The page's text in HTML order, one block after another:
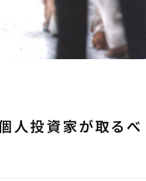
人投資家が取るべ